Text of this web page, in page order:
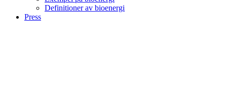
Definitioner av bioenergi
Press